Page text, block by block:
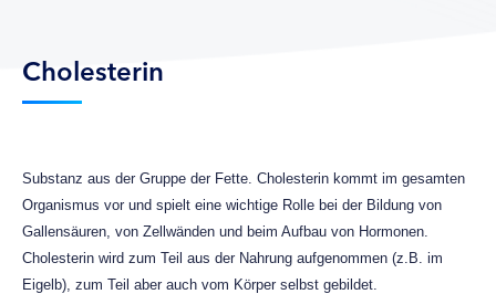
Cholesterin
Substanz aus der Gruppe der Fette. Cholesterin kommt im gesamten
Organismus vor und spielt eine wichtige Rolle bei der Bildung von
Gallensäuren, von Zellwänden und beim Aufbau von Hormonen.
Cholesterin wird zum Teil aus der Nahrung aufgenommen (z.B. im
Eigelb), zum Teil aber auch vom Körper selbst gebildet.